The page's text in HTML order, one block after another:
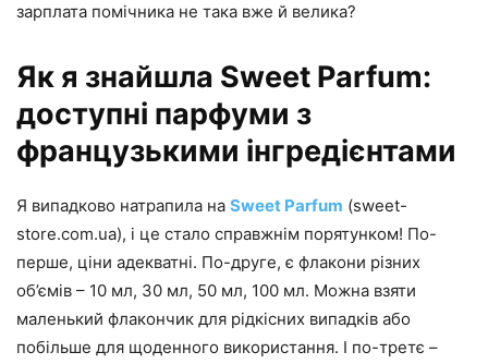
зарплата помічника не така вже й велика?
Як я знайшла Sweet Parfum:
доступні парфуми з
французькими інгредієнтами
Я випадково натрапила на Sweet Parfum (sweet-
store.com.ua), і це стало справжнім порятунком! По-
перше, ціни адекватні. По-друге, є флакони різних
об’ємів – 10 мл, 30 мл, 50 мл, 100 мл. Можна взяти
маленький флакончик для рідкісних випадків або
побільше для щоденного використання. І по-третє –